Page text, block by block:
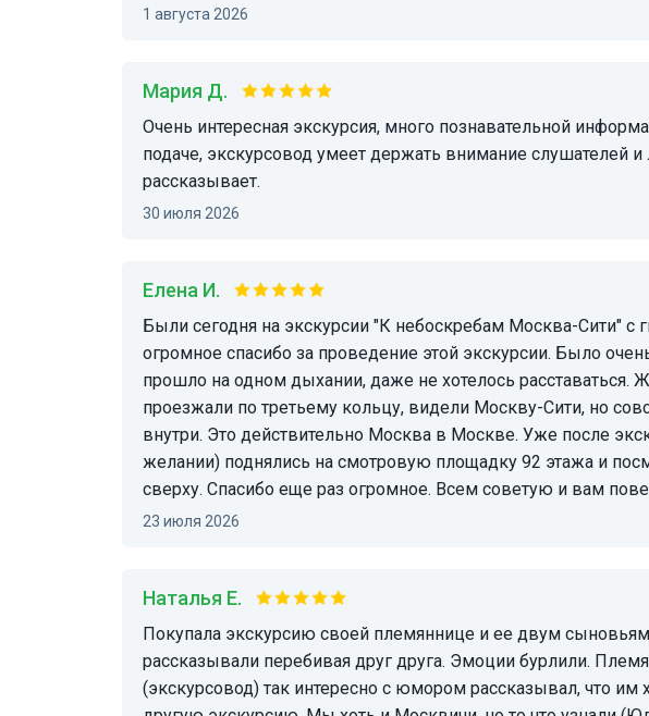
1 августа 2026
Мария Д.
Очень интересная экскурсия, много познавательной информации в лёгкой и увлекательной
подаче, экскурсовод умеет держать внимание слушателей
рассказывает.
30 июля 2026
Елена И.
Были сегодня на экскурсии "К небоскребам Москва-Сити" с гидом Сергеем. Ему отдельное
огромное спасибо за проведение этой экскурсии. Было
прошло на одном дыхании, даже не хотелось расставаться.
проезжали по третьему кольцу, видели Москву-Сити, но
внутри. Это действительно Москва в Москве. Уже после
желании) поднялись на смотровую площадку 92 этажа и
сверху. Спасибо еще раз огромное. Всем советую и вам
23 июля 2026
Наталья Е.
Покупала экскурсию своей племяннице и ее двум сыновьям. Они в восторге. Мальчишки
рассказывали перебивая друг друга. Эмоции бурлили.
(экскурсовод) так интересно с юмором рассказывал, что им